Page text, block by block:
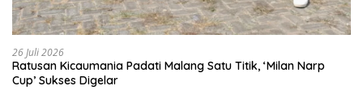
26 Juli 2026
Ratusan Kicaumania Padati Malang Satu Titik, ‘Milan Narp
Cup’ Sukses Digelar